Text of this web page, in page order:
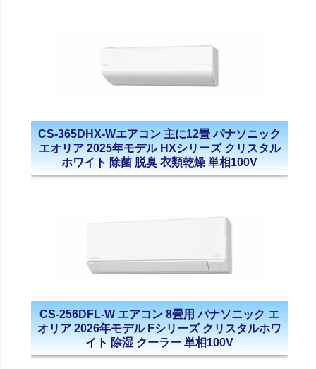
CS-365DHX-Wエアコン 主に12畳 パナソニック
エオリア 2025年モデル HXシリーズ クリスタル
ホワイト 除菌 脱臭 衣類乾燥 単相100V
CS-256DFL-W エアコン 8畳用 パナソニック エ
オリア 2026年モデル Fシリーズ クリスタルホワ
イト 除湿 クーラー 単相100V